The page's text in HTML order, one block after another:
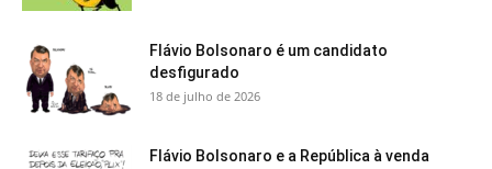
Flávio Bolsonaro é um candidato
desfigurado
18 de julho de 2026
Flávio Bolsonaro e a República à venda